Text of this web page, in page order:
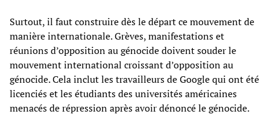
Surtout, il faut construire dès le départ ce mouvement de
manière internationale. Grèves, manifestations et
réunions d’opposition au génocide doivent souder le
mouvement international croissant d’opposition au
génocide. Cela inclut les travailleurs de Google qui ont été
licenciés et les étudiants des universités américaines
menacés de répression après avoir dénoncé le génocide.